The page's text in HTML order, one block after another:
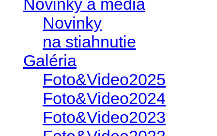
Novinky a médiá
Novinky
na stiahnutie
Galéria
Foto&Video2025
Foto&Video2024
Foto&Video2023